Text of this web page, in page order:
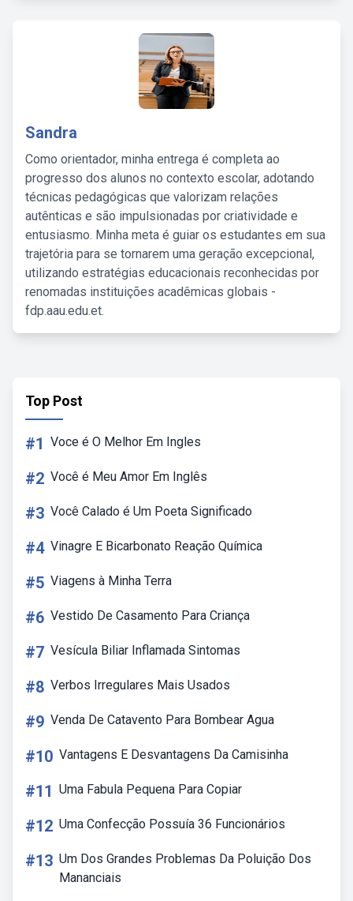
Sandra
Como orientador, minha entrega é completa ao
progresso dos alunos no contexto escolar, adotando
técnicas pedagógicas que valorizam relações
autênticas e são impulsionadas por criatividade e
entusiasmo. Minha meta é guiar os estudantes em sua
trajetória para se tornarem uma geração excepcional,
utilizando estratégias educacionais reconhecidas por
renomadas instituições acadêmicas globais -
fdp.aau.edu.et.
Top Post
#1 Voce é O Melhor Em Ingles
#2 Você é Meu Amor Em Inglês
#3 Você Calado é Um Poeta Significado
#4 Vinagre E Bicarbonato Reação Química
#5 Viagens à Minha Terra
#6 Vestido De Casamento Para Criança
#7 Vesícula Biliar Inflamada Sintomas
#8 Verbos Irregulares Mais Usados
#9 Venda De Catavento Para Bombear Agua
#10 Vantagens E Desvantagens Da Camisinha
#11 Uma Fabula Pequena Para Copiar
#12 Uma Confecção Possuía 36 Funcionários
#13 Um Dos Grandes Problemas Da Poluição Dos
Mananciais